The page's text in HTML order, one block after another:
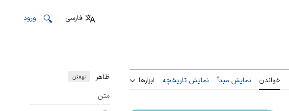
فارسی ورود
خواندن نمایش مبدأ نمایش تاریخچه ابزارها ظاهر نهفتن
متن